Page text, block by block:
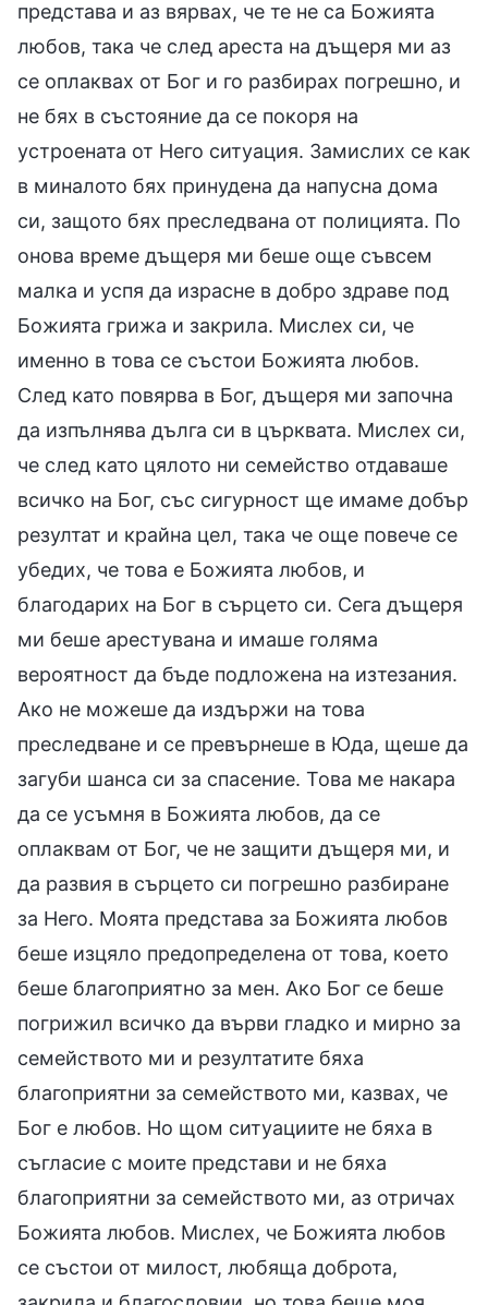
представа и аз вярвах, че те не са Божията
любов, така че след ареста на дъщеря ми аз
се оплаквах от Бог и го разбирах погрешно, и
не бях в състояние да се покоря на
устроената от Него ситуация. Замислих се как
в миналото бях принудена да напусна дома
си, защото бях преследвана от полицията. По
онова време дъщеря ми беше още съвсем
малка и успя да израсне в добро здраве под
Божията грижа и закрила. Мислех си, че
именно в това се състои Божията любов.
След като повярва в Бог, дъщеря ми започна
да изпълнява дълга си в църквата. Мислех си,
че след като цялото ни семейство отдаваше
всичко на Бог, със сигурност ще имаме добър
резултат и крайна цел, така че още повече се
убедих, че това е Божията любов, и
благодарих на Бог в сърцето си. Сега дъщеря
ми беше арестувана и имаше голяма
вероятност да бъде подложена на изтезания.
Ако не можеше да издържи на това
преследване и се превърнеше в Юда, щеше да
загуби шанса си за спасение. Това ме накара
да се усъмня в Божията любов, да се
оплаквам от Бог, че не защити дъщеря ми, и
да развия в сърцето си погрешно разбиране
за Него. Моята представа за Божията любов
беше изцяло предопределена от това, което
беше благоприятно за мен. Ако Бог се беше
погрижил всичко да върви гладко и мирно за
семейството ми и резултатите бяха
благоприятни за семейството ми, казвах, че
Бог е любов. Но щом ситуациите не бяха в
съгласие с моите представи и не бяха
благоприятни за семейството ми, аз отричах
Божията любов. Мислех, че Божията любов
се състои от милост, любяща доброта,